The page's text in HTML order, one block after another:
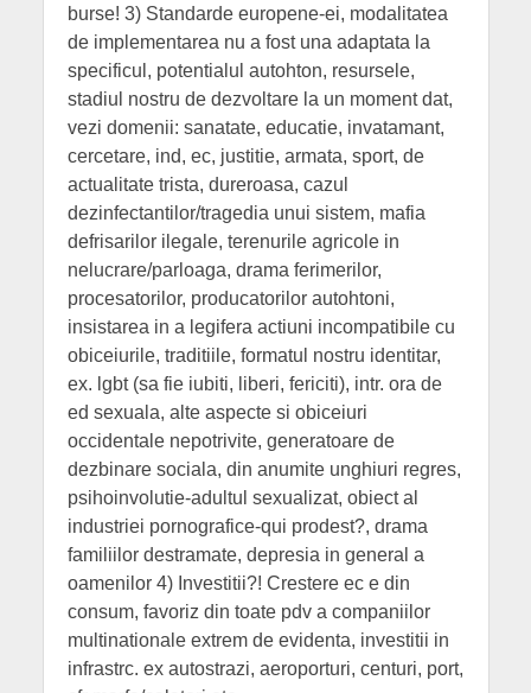
burse! 3) Standarde europene-ei, modalitatea
de implementarea nu a fost una adaptata la
specificul, potentialul autohton, resursele,
stadiul nostru de dezvoltare la un moment dat,
vezi domenii: sanatate, educatie, invatamant,
cercetare, ind, ec, justitie, armata, sport, de
actualitate trista, dureroasa, cazul
dezinfectantilor/tragedia unui sistem, mafia
defrisarilor ilegale, terenurile agricole in
nelucrare/parloaga, drama ferimerilor,
procesatorilor, producatorilor autohtoni,
insistarea in a legifera actiuni incompatibile cu
obiceiurile, traditiile, formatul nostru identitar,
ex. lgbt (sa fie iubiti, liberi, fericiti), intr. ora de
ed sexuala, alte aspecte si obiceiuri
occidentale nepotrivite, generatoare de
dezbinare sociala, din anumite unghiuri regres,
psihoinvolutie-adultul sexualizat, obiect al
industriei pornografice-qui prodest?, drama
familiilor destramate, depresia in general a
oamenilor 4) Investitii?! Crestere ec e din
consum, favoriz din toate pdv a companiilor
multinationale extrem de evidenta, investitii in
infrastrc. ex autostrazi, aeroporturi, centuri, port,